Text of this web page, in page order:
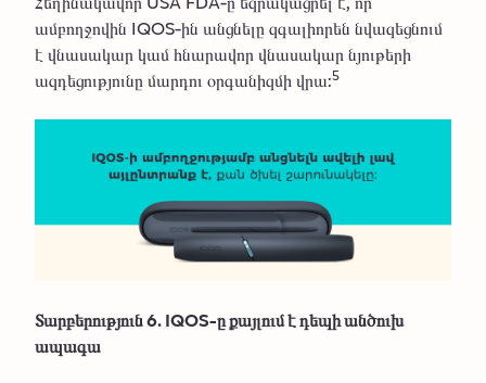
ամբողջովին IQOS-ին անցնելը զգալիորեն նվազեցնում
է վնասակար կամ հնարավոր վնասակար նյութերի
ազդեցությունը մարդու օրգանիզմի վրա:5
Տարբերություն 6. IQOS-ը քայլում է դեպի անծուխ
ապագա